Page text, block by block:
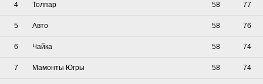
4 Толпар 58 77
5 Авто 58 76
6 Чайка 58 74
7 Мамонты Югры 58 74